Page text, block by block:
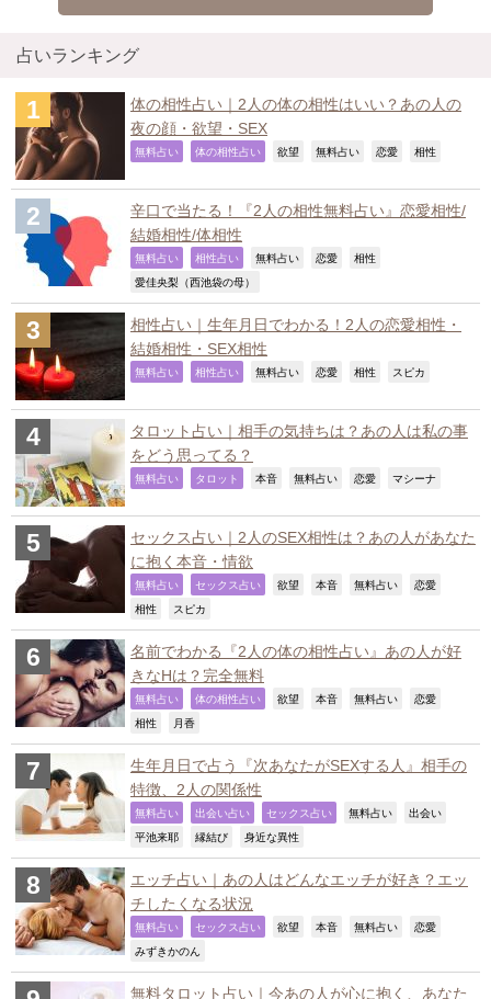
占いランキング
体の相性占い｜2人の体の相性はいい？あの人の
夜の顔・欲望・SEX
無料占い 体の相性占い 欲望 無料占い 恋愛 相性
辛口で当たる！『2人の相性無料占い』恋愛相性/
結婚相性/体相性
無料占い 相性占い 無料占い 恋愛 相性
愛佳央梨（西池袋の母）
相性占い｜生年月日でわかる！2人の恋愛相性・
結婚相性・SEX相性
無料占い 相性占い 無料占い 恋愛 相性 スピカ
タロット占い｜相手の気持ちは？あの人は私の事
をどう思ってる？
無料占い タロット 本音 無料占い 恋愛 マシーナ
セックス占い｜2人のSEX相性は？あの人があなた
に抱く本音・情欲
無料占い セックス占い 欲望 本音 無料占い 恋愛
相性 スピカ
名前でわかる『2人の体の相性占い』あの人が好
きなHは？完全無料
無料占い 体の相性占い 欲望 本音 無料占い 恋愛
相性 月香
生年月日で占う『次あなたがSEXする人』相手の
特徴、2人の関係性
無料占い 出会い占い セックス占い 無料占い 出会い
平池来耶 縁結び 身近な異性
エッチ占い｜あの人はどんなエッチが好き？エッ
チしたくなる状況
無料占い セックス占い 欲望 本音 無料占い 恋愛
みずきかのん
無料タロット占い｜今あの人が心に抱く、あなた